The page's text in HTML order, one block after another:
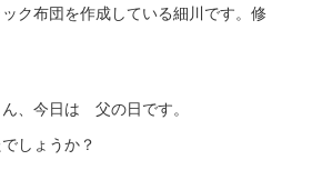
ク布団を作成している細川です。修
、今日は 父の日です。
しょうか？